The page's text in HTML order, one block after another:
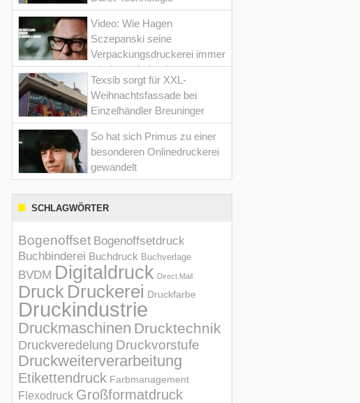
Video: Wie Hagen
Sczepanski seine
Verpackungsdruckerei immer
wieder optimiert hat
Texsib sorgt für XXL-
Weihnachtsfassade bei
Einzelhändler Breuninger
So hat sich Primus zu einer
besonderen Onlinedruckerei
gewandelt
SCHLAGWÖRTER
Bogenoffset Bogenoffsetdruck
Buchbinderei Buchdruck Buchverlage
BVDM Digitaldruck Direct Mail
Druck Druckerei Druckfarbe
Druckindustrie
Druckmaschinen Drucktechnik
Druckveredelung Druckvorstufe
Druckweiterverarbeitung
Etikettendruck Farbmanagement
Flexodruck Großformatdruck